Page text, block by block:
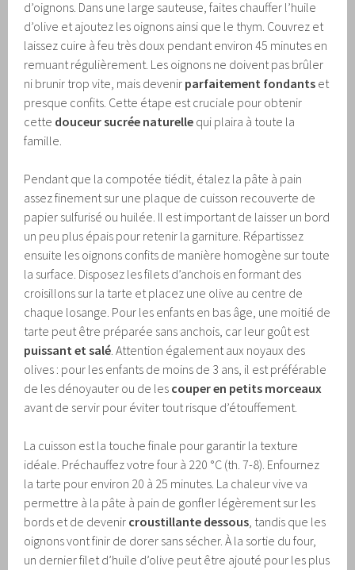
d’oignons. Dans une large sauteuse, faites chauffer l’huile
d’olive et ajoutez les oignons ainsi que le thym. Couvrez et
laissez cuire à feu très doux pendant environ 45 minutes en
remuant régulièrement. Les oignons ne doivent pas brûler
ni brunir trop vite, mais devenir parfaitement fondants et
presque confits. Cette étape est cruciale pour obtenir
cette douceur sucrée naturelle qui plaira à toute la
famille.
Pendant que la compotée tiédit, étalez la pâte à pain
assez finement sur une plaque de cuisson recouverte de
papier sulfurisé ou huilée. Il est important de laisser un bord
un peu plus épais pour retenir la garniture. Répartissez
ensuite les oignons confits de manière homogène sur toute
la surface. Disposez les filets d’anchois en formant des
croisillons sur la tarte et placez une olive au centre de
chaque losange. Pour les enfants en bas âge, une moitié de
tarte peut être préparée sans anchois, car leur goût est
puissant et salé . Attention également aux noyaux des
olives : pour les enfants de moins de 3 ans, il est préférable
de les dénoyauter ou de les couper en petits morceaux
avant de servir pour éviter tout risque d’étouffement.
La cuisson est la touche finale pour garantir la texture
idéale. Préchauffez votre four à 220 °C (th. 7-8). Enfournez
la tarte pour environ 20 à 25 minutes. La chaleur vive va
permettre à la pâte à pain de gonfler légèrement sur les
bords et de devenir croustillante dessous , tandis que les
oignons vont finir de dorer sans sécher. À la sortie du four,
un dernier filet d’huile d’olive peut être ajouté pour les plus